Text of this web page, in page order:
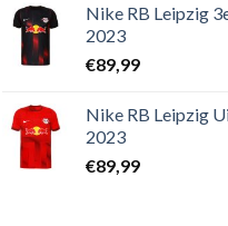
Nike RB Leipzig
2023
€89,99
Nike RB Leipzig
2023
€89,99